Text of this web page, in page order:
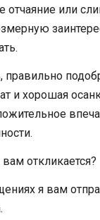
отчаяние или
правильно
и хорошая
откликается?
я вам